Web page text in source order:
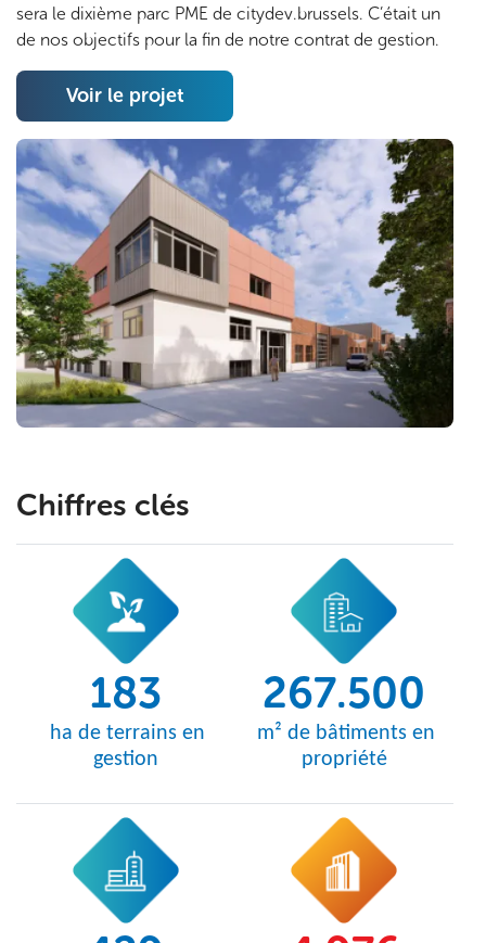
sera le dixième parc PME de citydev.brussels. C’était un
de nos objectifs pour la fin de notre contrat de gestion.
Voir le projet
Chiffres clés
183
ha de terrains en
gestion
267.500
m² de bâtiments en
propriété